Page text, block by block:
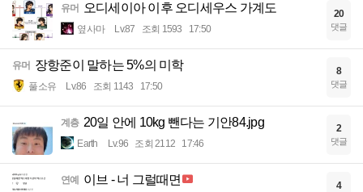
유머 오디세이아 이후 오디세우스 가계도
옆사마 Lv.87 조회 1593 17:50
20
댓글
유머 장항준이 말하는 5%의 미학
풀소유 Lv.86 조회 1143 17:50
8
댓글
계층 20일 안에 10kg 뺀다는 기안84.jpg
Earth Lv.96 조회 2112 17:46
2
댓글
연예 이브 - 너 그럴때면 4